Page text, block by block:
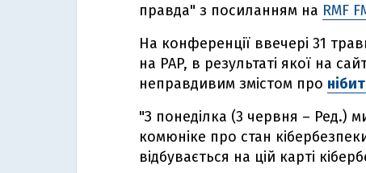
правда" з посиланням на RMF
На конференції ввечері 31
на PAP, в результаті якої на
неправдивим змістом про
"З понеділка (3 червня – Ред.)
комюніке про стан
відбувається на цій карті